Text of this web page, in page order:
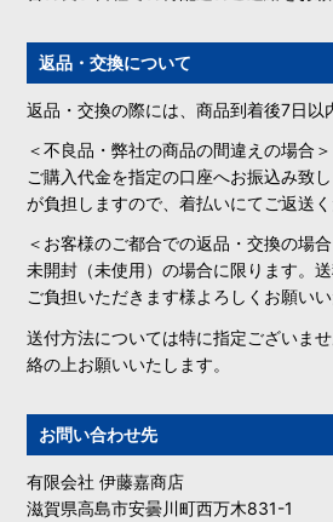
返品・交換について
返品・交換の際には、商品到着後7日以
＜不良品・弊社の商品の間違えの場合＞
ご購入代金を指定の口座へお振込み致
が負担しますので、着払いにてご返送く
＜お客様のご都合での返品・交換の場合
未開封（未使用）の場合に限ります。
ご負担いただきます様よろしくお願いい
送付方法については特に指定ございま
絡の上お願いいたします。
お問い合わせ先
有限会社 伊藤嘉商店
滋賀県高島市安曇川町西万木831-1